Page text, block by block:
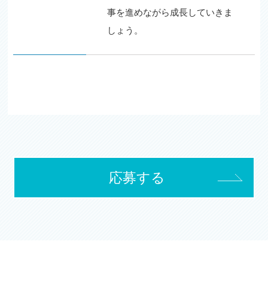
事を進めながら成長していきま
しょう。
応募する